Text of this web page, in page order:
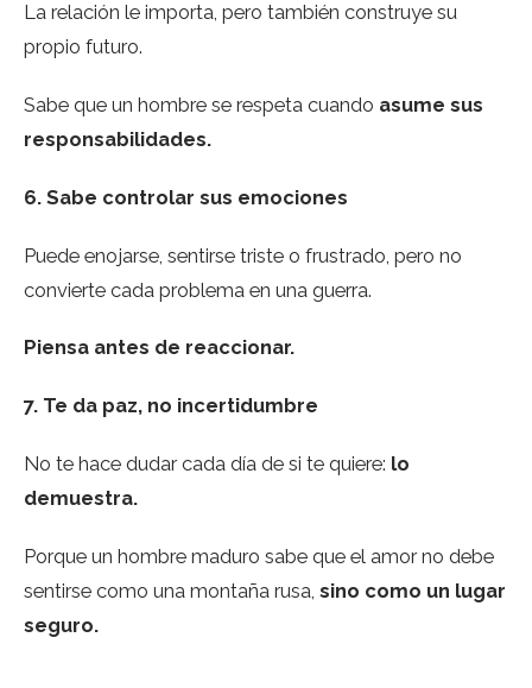
La relación le importa, pero también construye su
propio futuro.
Sabe que un hombre se respeta cuando asume sus
responsabilidades.
6. Sabe controlar sus emociones
Puede enojarse, sentirse triste o frustrado, pero no
convierte cada problema en una guerra.
Piensa antes de reaccionar.
7. Te da paz, no incertidumbre
No te hace dudar cada día de si te quiere: lo
demuestra.
Porque un hombre maduro sabe que el amor no debe
sentirse como una montaña rusa, sino como un lugar
seguro.